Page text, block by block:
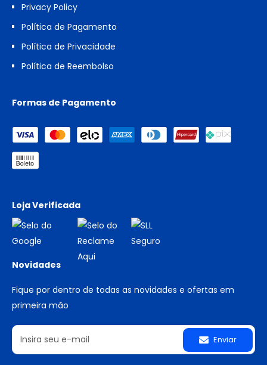
Privacy Policy
Política de Pagamento
Política de Privacidade
Política de Reembolso
Novidades
Fique por dentro de todas as novidades e ofertas em
primeira mão
Enviar
Formas de Pagamento
Loja Verificada